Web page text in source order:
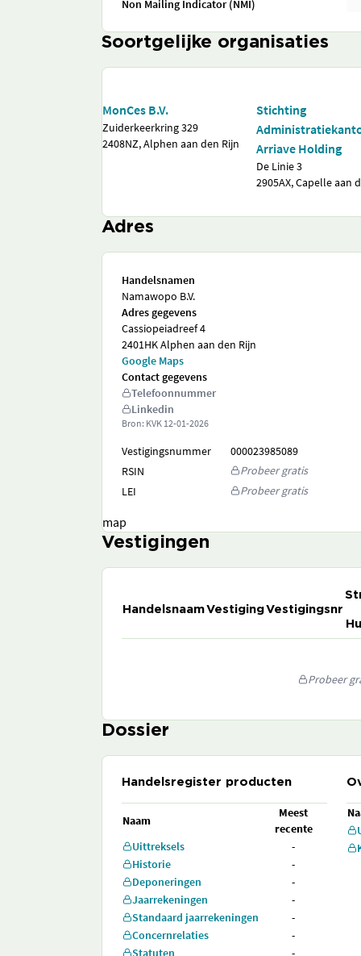
Non Mailing Indicator (NMI)
Soortgelijke organisaties
MonCes B.V.
Zuiderkeerkring 329
2408NZ, Alphen aan den Rijn
Stichting
Arriave Holding
De Linie 3
2905AX, Capelle aan
Adres
Handelsnamen
Namawopo B.V.
Adres gegevens
Cassiopeiadreef 4
2401HK Alphen aan den Rijn
Google Maps
Contact gegevens
Telefoonnummer
Linkedin
Bron: KVK 12-01-2026
Vestigingsnummer
000023985089
RSIN
Probeer gratis
LEI
Probeer gratis
map
Vestigingen
HandelsnaamVestigingVestigingsnr
Probeer
Dossier
Handelsregister producten
Naam
Meest
recente
Uittreksels
-
Historie
-
Deponeringen
-
Jaarrekeningen
-
Standaard jaarrekeningen
-
Concernrelaties
-
Statuten
-